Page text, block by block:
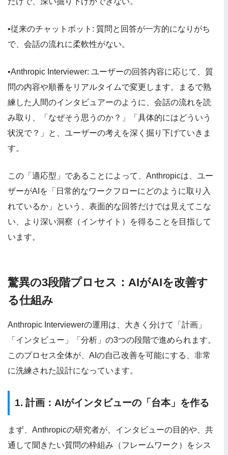
•従来のチャットボット: 質問と回答が一方的になりがち
で、会話の流れに柔軟性がない。
•Anthropic Interviewer: ユーザーの回答内容に応じて、質
問の内容や順番をリアルタイムで変更します。まるで熟
練した人間のインタビュアーのように、会話の流れを読
み取り、「なぜそう思うのか？」「具体的にはどういう
状況で？」と、ユーザーの考えを深く掘り下げていきま
す。
この「適応型」であることによって、Anthropicは、ユー
ザーがAIを「日常的なワークフローにどのように取り入
れているか」という、表面的な回答だけでは見えてこな
い、より深い洞察（インサイト）を得ることを目指して
います。
驚異の3段階プロセス：AIがAIを改善す
る仕組み
Anthropic Interviewerの運用は、大きく分けて「計画」
「インタビュー」「分析」の3つの段階で進められます。
このプロセス全体が、AIの自己改善を可能にする、非常
に洗練された設計になっています。
1. 計画：AIがインタビューの「台本」を作る
まず、Anthropicの研究者が、インタビューの目的や、共
通して聞きたい質問の枠組み（フレームワーク）をシス